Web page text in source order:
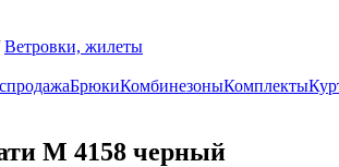
Ветровки, жилеты
БрюкиКомбинезоныКомплекты
М 4158 черный